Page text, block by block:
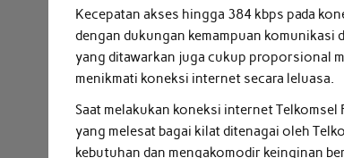
Kecepatan akses hingga 384 kbps pada
dengan dukungan kemampuan komunikasi
yang ditawarkan juga cukup proporsional
menikmati koneksi internet secara leluasa.
Saat melakukan koneksi internet Telkomsel
yang melesat bagai kilat ditenagai oleh
kebutuhan dan mengakomodir keinginan